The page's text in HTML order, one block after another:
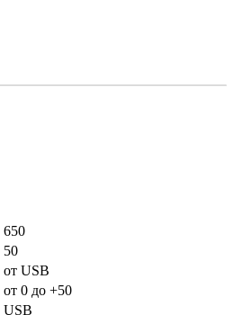
650
50
от USB
от 0 до +50
USB